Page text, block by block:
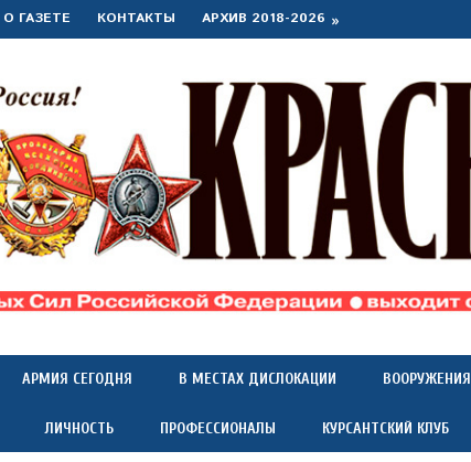
О ГАЗЕТЕ КОНТАКТЫ АРХИВ 2018-2026
АРМИЯ СЕГОДНЯ В МЕСТАХ ДИСЛОКАЦИИ ВООРУЖЕНИЯ
ЛИЧНОСТЬ ПРОФЕССИОНАЛЫ КУРСАНТСКИЙ КЛУБ